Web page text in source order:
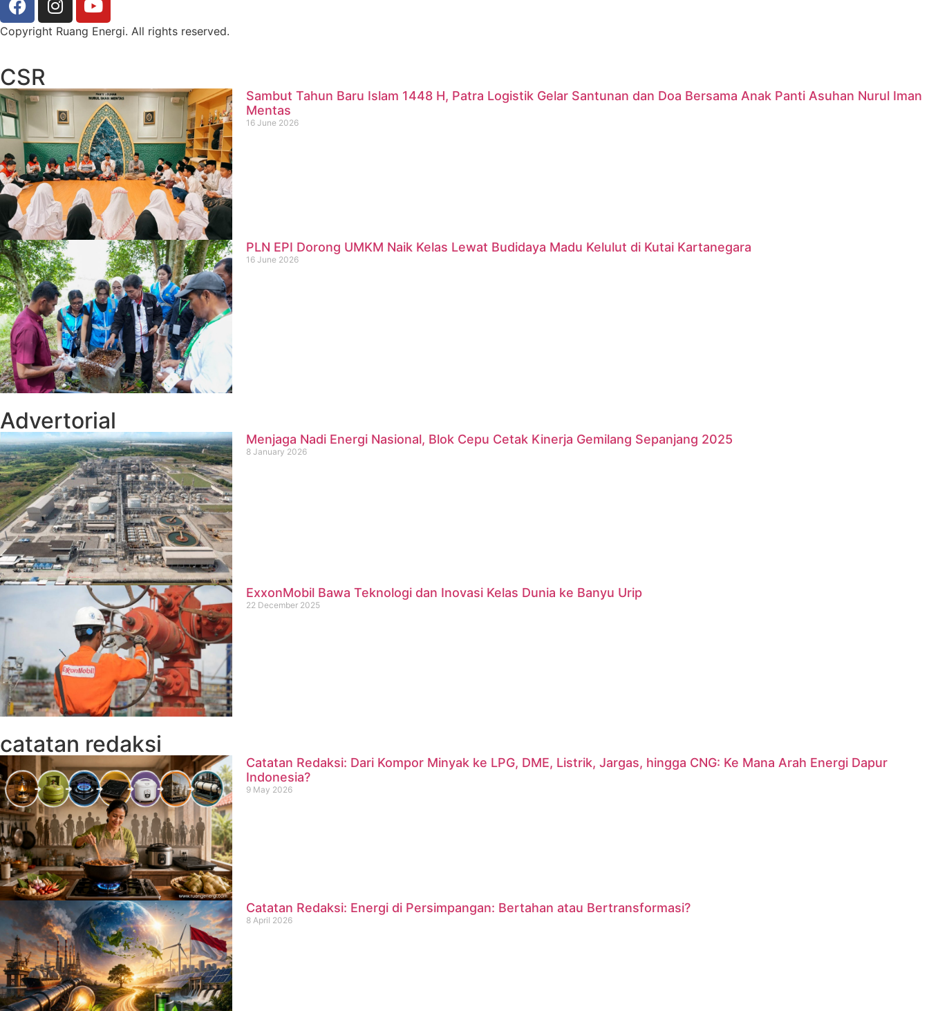
Copyright Ruang Energi. All rights reserved.
CSR
Sambut Tahun Baru Islam 1448 H, Patra Logistik Gelar Santunan dan Doa Bersama Anak Panti Asuhan Nurul Iman
Mentas
16 June 2026
PLN EPI Dorong UMKM Naik Kelas Lewat Budidaya Madu Kelulut di Kutai Kartanegara
16 June 2026
Advertorial
Menjaga Nadi Energi Nasional, Blok Cepu Cetak Kinerja Gemilang Sepanjang 2025
8 January 2026
ExxonMobil Bawa Teknologi dan Inovasi Kelas Dunia ke Banyu Urip
22 December 2025
catatan redaksi
Catatan Redaksi: Dari Kompor Minyak ke LPG, DME, Listrik, Jargas, hingga CNG: Ke Mana Arah Energi Dapur
Indonesia?
9 May 2026
Catatan Redaksi: Energi di Persimpangan: Bertahan atau Bertransformasi?
8 April 2026